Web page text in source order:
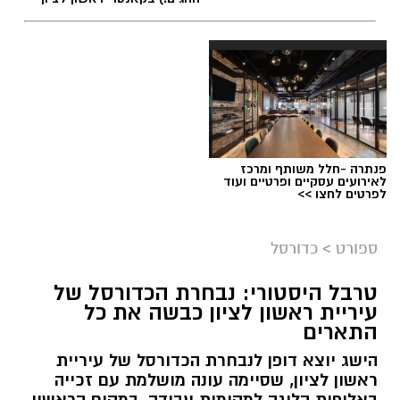
אור קורנליוס חתם במכבי ראשון לציון
מכבי ראשון לציון ממשיכה לבנות את הסגל לעונת
פנתרה -חלל משותף ומרכז
לאירועים עסקיים ופרטיים ועוד
לפרטים לחצו >>
ספורט > כדורסל
טרבל היסטורי: נבחרת הכדורסל של
עיריית ראשון לציון כבשה את כל
התארים
הישג יוצא דופן לנבחרת הכדורסל של עיריית
ראשון לציון, שסיימה עונה מושלמת עם זכייה